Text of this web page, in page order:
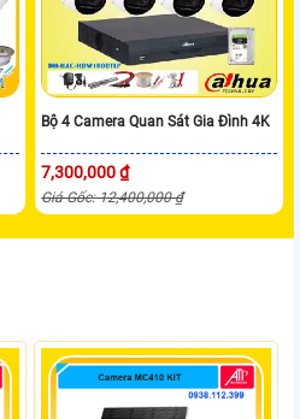
Bộ 4 Camera Quan Sát Gia Đình 4K
7,300,000 ₫
Giá Gốc: 12,400,000 ₫